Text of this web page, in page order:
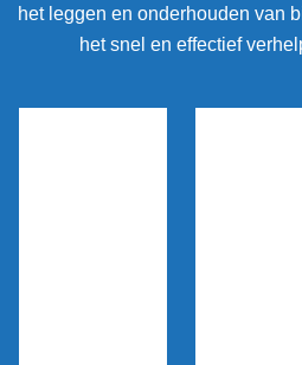
het leggen en onderhouden van
het snel en effectief